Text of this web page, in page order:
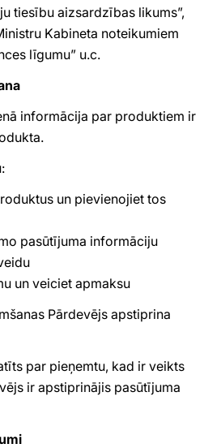
tiesību aizsardzības likums”,
Kabineta noteikumiem
līgumu” u.c.
informācija par produktiem ir
un pievienojiet tos
pasūtījuma informāciju
un veiciet apmaksu
Pārdevējs apstiprina
par pieņemtu, kad ir veikts
ir apstiprinājis pasūtījuma